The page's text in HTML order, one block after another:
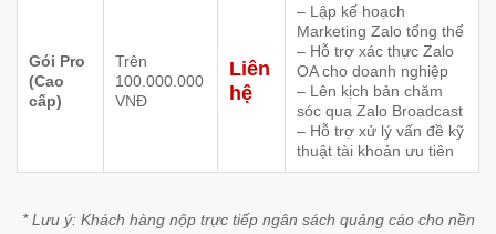
Gói Pro
(Cao
cấp)
Trên
100.000.000
VNĐ
Liên
hệ
– Lập kế hoạch
Marketing Zalo tổng thể
– Hỗ trợ xác thực Zalo
OA cho doanh nghiệp
– Lên kịch bản chăm
sóc qua Zalo Broadcast
– Hỗ trợ xử lý vấn đề kỹ
thuật tài khoản ưu tiên
* Lưu ý: Khách hàng nộp trực tiếp ngân sách quảng cáo cho nền